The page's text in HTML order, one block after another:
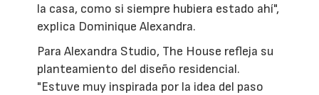
la casa, como si siempre hubiera estado ahí",
explica Dominique Alexandra.
Para Alexandra Studio, The House refleja su
planteamiento del diseño residencial.
"Estuve muy inspirada por la idea del paso